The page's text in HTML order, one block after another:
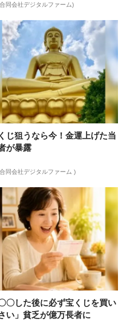
同会社デジタルファーム)
じ狙うなら今！金運上げた当
が暴露
同会社デジタルファーム )
〇〇した後に必ず宝くじを買い
い」貧乏が億万長者に